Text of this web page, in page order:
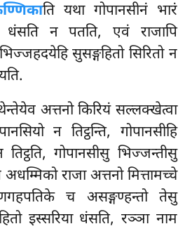
ति यथा गोपानसीनं भारं
न पतति, एवं राजापि
सुसङ्गहितो सिरितो न
अत्तनो किरियं सल्लक्खेत्वा
न तिट्ठन्ति, गोपानसीहि
गोपानसीसु भिज्जन्तीसु
राजा अत्तनो मित्तामच्चे
च असङ्गण्हन्तो तेसु
इस्सरिया धंसति, रञ्ञा नाम